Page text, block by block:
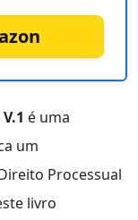
é uma
um
Processual
livro